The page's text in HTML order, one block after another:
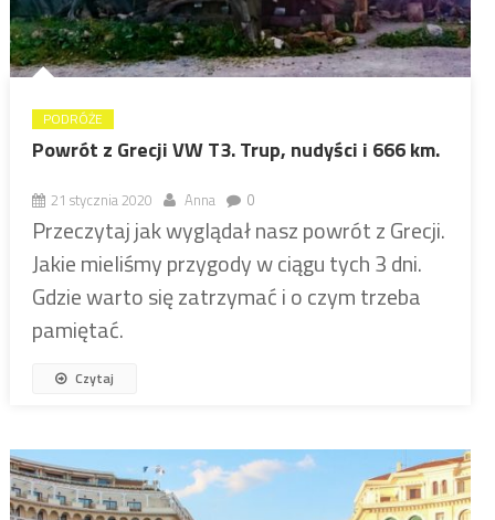
PODRÓŻE
Powrót z Grecji VW T3. Trup, nudyści i 666 km.
21 stycznia 2020 Anna 0
Przeczytaj jak wyglądał nasz powrót z Grecji.
Jakie mieliśmy przygody w ciągu tych 3 dni.
Gdzie warto się zatrzymać i o czym trzeba
pamiętać.
Czytaj